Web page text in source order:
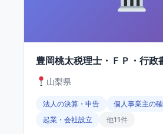
豊岡桃太税理士・ＦＰ・行政
山梨県
法人の決算・申告
個人事業主の
起業・会社設立
他11件